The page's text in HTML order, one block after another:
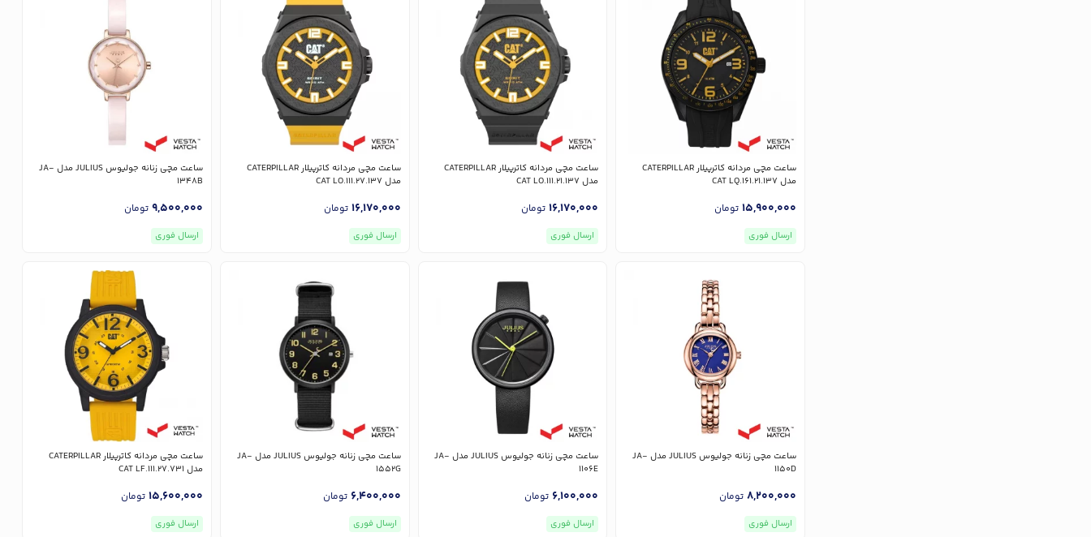
ساعت مچی مردانه کاترپیلار CATERPILLAR
مدل CAT LQ.161.21.137
15,900,000 تومان
ارسال فوری
ساعت مچی مردانه کاترپیلار CATERPILLAR
مدل CAT LO.111.21.137
16,170,000 تومان
ارسال فوری
ساعت مچی مردانه کاترپیلار CATERPILLAR
مدل CAT LO.111.27.137
16,170,000 تومان
ارسال فوری
ساعت مچی زنانه جولیوس JULIUS مدل JA-
1348B
9,500,000 تومان
ارسال فوری
ساعت مچی زنانه جولیوس JULIUS مدل JA-
1150D
8,200,000 تومان
ارسال فوری
ساعت مچی زنانه جولیوس JULIUS مدل JA-
1106E
6,100,000 تومان
ارسال فوری
ساعت مچی زنانه جولیوس JULIUS مدل JA-
1552G
6,400,000 تومان
ارسال فوری
ساعت مچی مردانه کاترپیلار CATERPILLAR
مدل CAT LF.111.27.731
15,600,000 تومان
ارسال فوری